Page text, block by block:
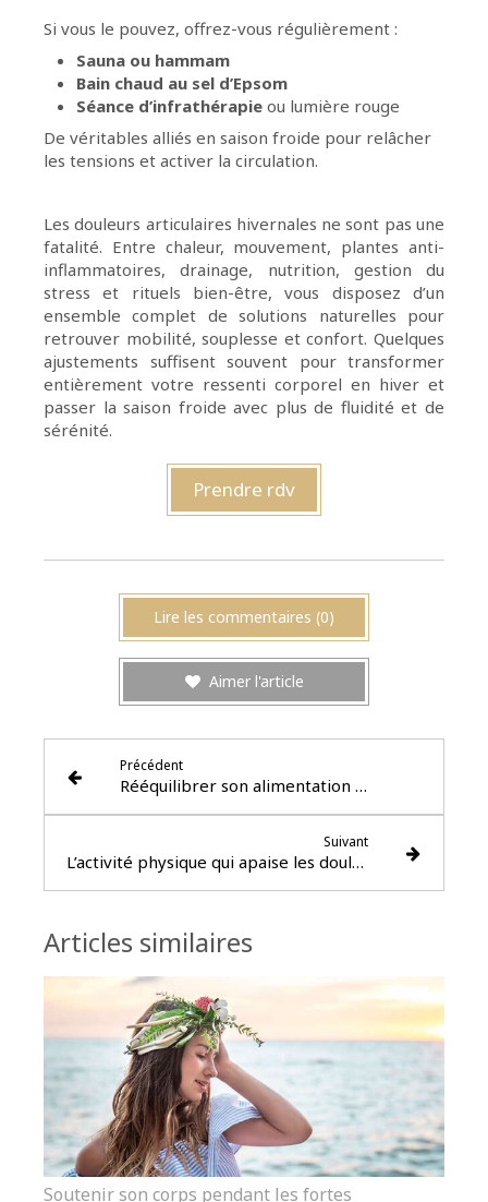
Si vous le pouvez, offrez-vous régulièrement :
Sauna ou hammam
Bain chaud au sel d’Epsom
Séance d’infrathérapie ou lumière rouge
De véritables alliés en saison froide pour relâcher
les tensions et activer la circulation.
Les douleurs articulaires hivernales ne sont pas une
fatalité. Entre chaleur, mouvement, plantes anti-
inflammatoires, drainage, nutrition, gestion du
stress et rituels bien-être, vous disposez d’un
ensemble complet de solutions naturelles pour
retrouver mobilité, souplesse et confort. Quelques
ajustements suffisent souvent pour transformer
entièrement votre ressenti corporel en hiver et
passer la saison froide avec plus de fluidité et de
sérénité.
Prendre rdv
Lire les commentaires (0)
Aimer l'article
Précédent
Rééquilibrer son alimentation après les fêtes
Suivant
L’activité physique qui apaise les douleurs
Articles similaires
Soutenir son corps pendant les fortes